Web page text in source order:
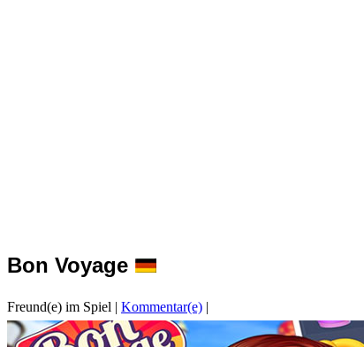
Bon Voyage
Freund(e) im Spiel | Kommentar(e) |